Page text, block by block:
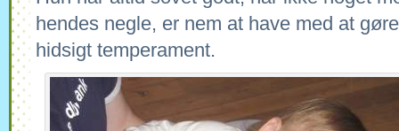
hendes negle, er nem at have med at
hidsigt temperament.